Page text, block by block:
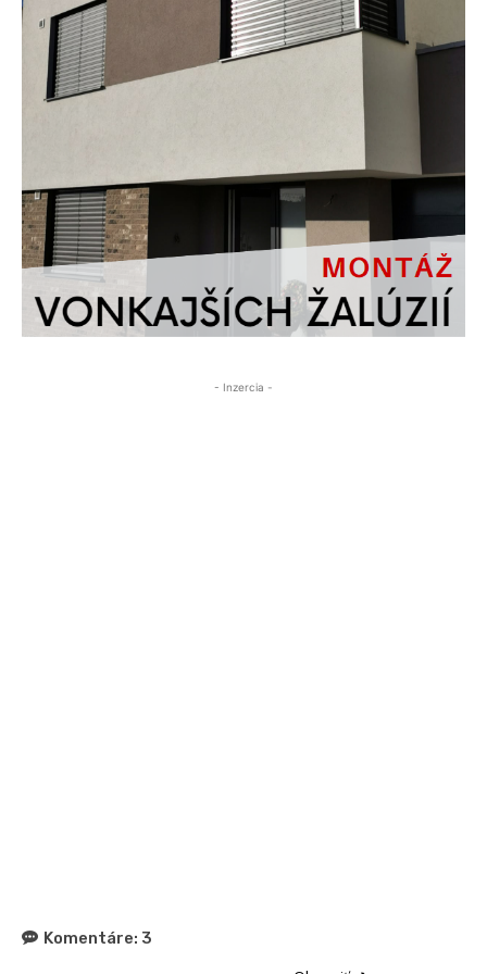
- Inzercia -
Komentáre: 3